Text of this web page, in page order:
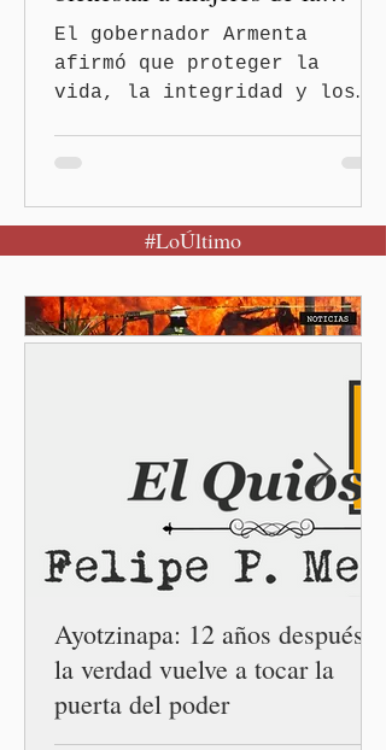
periferia urbana
El gobernador Armenta
afirmó que proteger la
vida, la integridad y los
Puebla, Pue.-Cuando una
mujer encuentra un lugar
también recupera la
esperanza de vivir sin
Igualdad, Bienestar, Redes,
Emancipación) número 62 y
la Casa Carmen Serdán
número 25 en el estado, la
cuarta en la c
#LoÚltimo
Ayotzinapa: 12 años después,
la verdad vuelve a tocar la
puerta del poder